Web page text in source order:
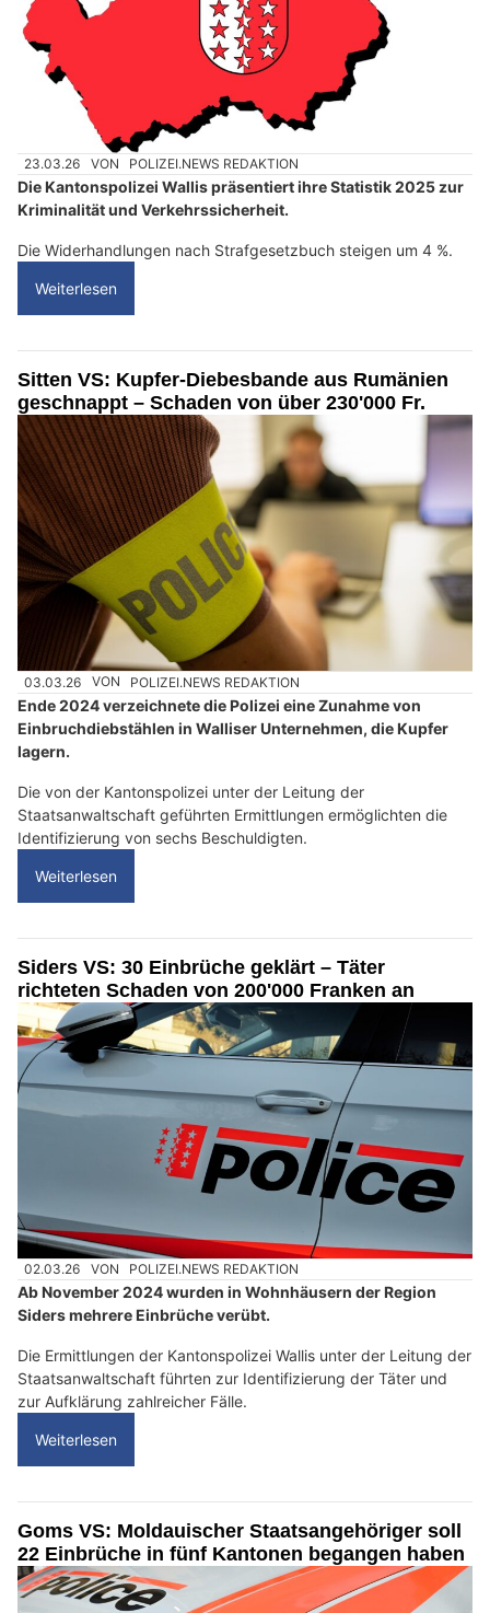
23.03.26 VON POLIZEI.NEWS REDAKTION
Die Kantonspolizei Wallis präsentiert ihre Statistik 2025 zur
Kriminalität und Verkehrssicherheit.
Die Widerhandlungen nach Strafgesetzbuch steigen um 4 %.
Weiterlesen
Sitten VS: Kupfer-Diebesbande aus Rumänien
geschnappt – Schaden von über 230'000 Fr.
03.03.26 VON POLIZEI.NEWS REDAKTION
Ende 2024 verzeichnete die Polizei eine Zunahme von
Einbruchdiebstählen in Walliser Unternehmen, die Kupfer
lagern.
Die von der Kantonspolizei unter der Leitung der
Staatsanwaltschaft geführten Ermittlungen ermöglichten die
Identifizierung von sechs Beschuldigten.
Weiterlesen
Siders VS: 30 Einbrüche geklärt – Täter
richteten Schaden von 200'000 Franken an
02.03.26 VON POLIZEI.NEWS REDAKTION
Ab November 2024 wurden in Wohnhäusern der Region
Siders mehrere Einbrüche verübt.
Die Ermittlungen der Kantonspolizei Wallis unter der Leitung der
Staatsanwaltschaft führten zur Identifizierung der Täter und
zur Aufklärung zahlreicher Fälle.
Weiterlesen
Goms VS: Moldauischer Staatsangehöriger soll
22 Einbrüche in fünf Kantonen begangen haben